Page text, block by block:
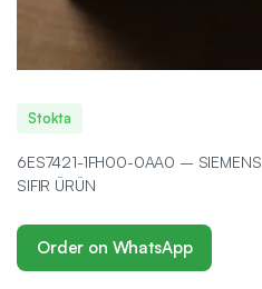
Stokta
6ES7421-1FH00-0AA0 – SIEMENS
SIFIR ÜRÜN
Order on WhatsApp